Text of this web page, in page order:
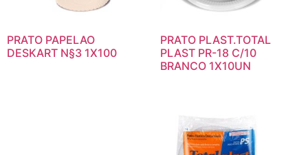
PRATO PAPELAO
DESKART N§3 1X100
PRATO PLAST.TOTAL
PLAST PR-18 C/10
BRANCO 1X10UN